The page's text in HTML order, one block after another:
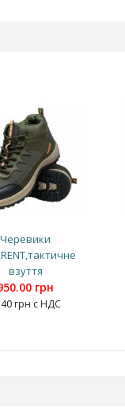
Черевики
взуття
грн
грн с НДС